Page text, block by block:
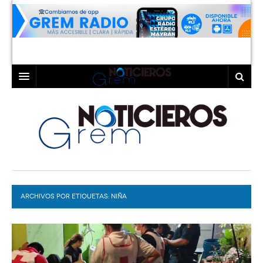
LAGUNA
TORREÓN
GÓMEZ PALACIO
LERDO
COAHUILA
DURANGO
DEPORTES
EXA
COLABORADORES
ARCHIVOS POR ETIQUETAS: NIÑA